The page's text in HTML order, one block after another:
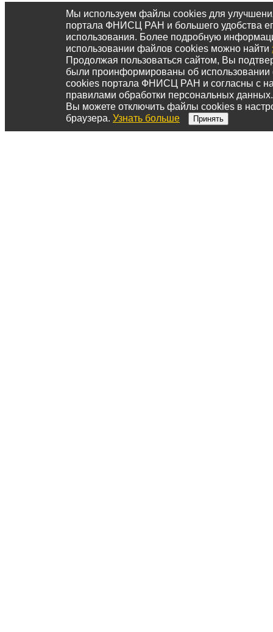
Мы используем файлы cookies для
портала ФНИСЦ РАН и большего удобства
использования. Более подробную
использовании файлов cookies можно найти
Продолжая пользоваться сайтом, Вы
были проинформированы об
cookies портала ФНИСЦ РАН и согласны с
правилами обработки персональных данных.
Вы можете отключить файлы cookies в
браузера. Узнать больше Принять